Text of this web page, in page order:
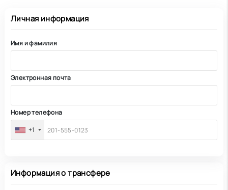
Личная информация
Имя и фамилия
Электронная почта
Номер телефона
+1
Информация о трансфере